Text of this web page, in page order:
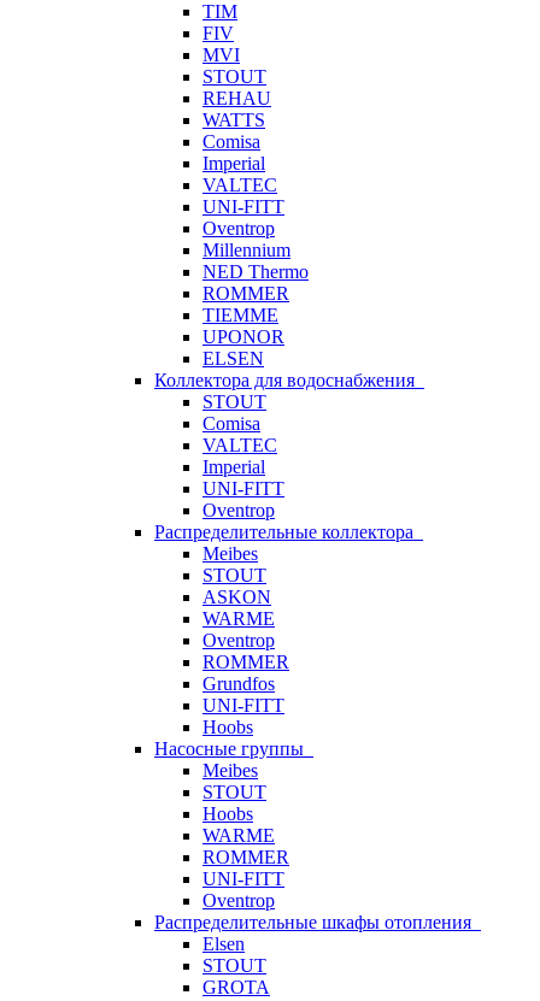
TIM
FIV
MVI
STOUT
REHAU
WATTS
Comisa
Imperial
VALTEC
UNI-FITT
Oventrop
Millennium
NED Thermo
ROMMER
TIEMME
UPONOR
ELSEN
Коллектора для водоснабжения
STOUT
Comisa
VALTEC
Imperial
UNI-FITT
Oventrop
Распределительные коллектора
Meibes
STOUT
ASKON
WARME
Oventrop
ROMMER
Grundfos
UNI-FITT
Hoobs
Насосные группы
Meibes
STOUT
Hoobs
WARME
ROMMER
UNI-FITT
Oventrop
Распределительные шкафы отопления
Elsen
STOUT
GROTA